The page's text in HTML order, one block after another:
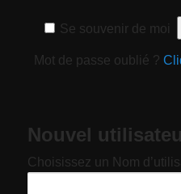
Se souvenir de moi
Mot de passe oublié ?
Nouvel
Choisissez un Nom